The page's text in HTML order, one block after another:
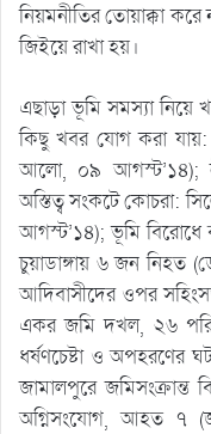
নিয়মনীতির তোয়াক্কা
জিইয়ে রাখা হয়।
এছাড়া ভূমি সমস্যা
কিছু খবর যোগ করা যায়:
আলো, ০৯ আগস্ট’১৪);
অস্তিত্ব সংকটে কোচরা:
আগস্ট’১৪); ভূমি বিরোধে
চুয়াডাঙ্গায় ৬ জন নিহত
আদিবাসীদের ওপর
একর জমি দখল, ২৬
ধর্ষণচেষ্টা ও অপহরণের
জামালপুরে জমিসংক্রান্ত
অগ্নিসংযোগ, আহত ৭